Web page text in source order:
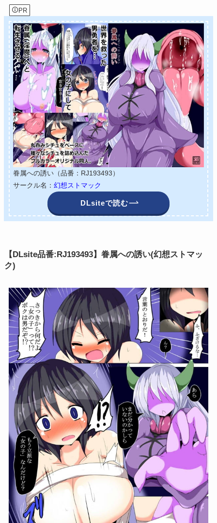
PR
眷属への誘い（品番：RJ193493）
サークル名： 幻想ストマック
DLsiteで読む
【DLsite品番:RJ193493】眷属への誘い(幻想ストマッ
ク)